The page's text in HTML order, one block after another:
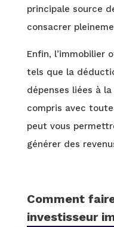
principale source
consacrer
Enfin, l’immobilier
tels que la
dépenses liées à
compris avec
peut vous
générer des
Comment
investisseur